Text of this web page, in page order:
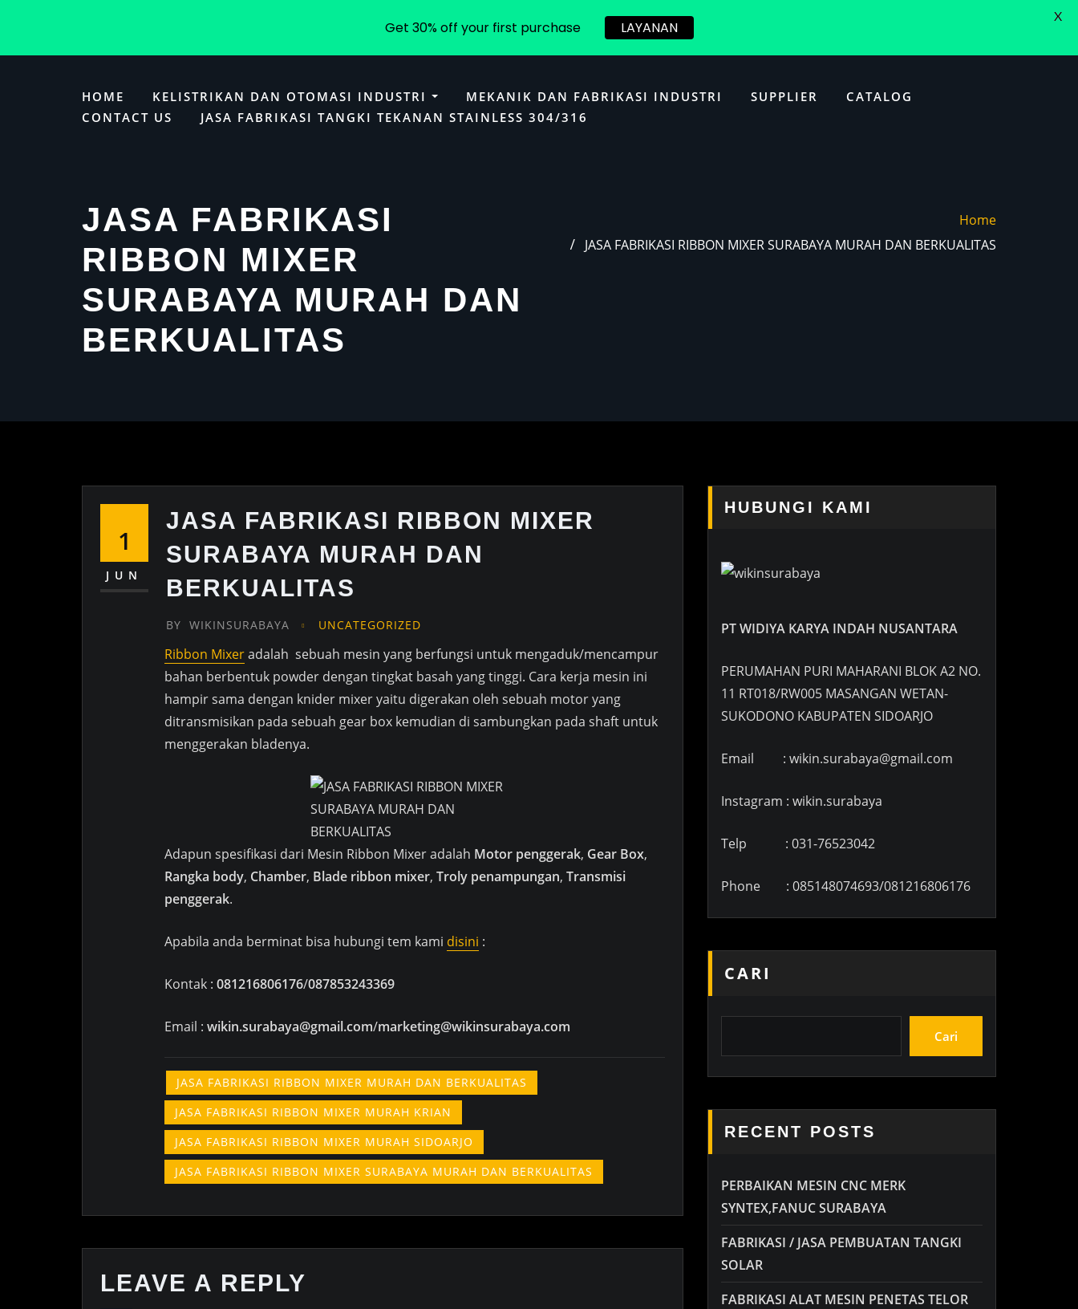
HOME KELISTRIKAN DAN OTOMASI INDUSTRI MEKANIK DAN FABRIKASI INDUSTRI SUPPLIER
CATALOG
CONTACT US
JASA FABRIKASI TANGKI TEKANAN STAINLESS 304/316
JASA FABRIKASI
RIBBON MIXER
SURABAYA MURAH DAN
BERKUALITAS
Home
JASA FABRIKASI RIBBON MIXER SURABAYA MURAH DAN BERKUALITAS
1
JUN
JASA FABRIKASI RIBBON MIXER
SURABAYA MURAH DAN
BERKUALITAS
BY WIKINSURABAYA UNCATEGORIZED
Ribbon Mixeradalah sebuah mesin yang berfungsi untuk mengaduk/mencampur
bahan berbentuk powder dengan tingkat basah yang tinggi. Cara kerja mesin ini
hampir sama dengan knider mixer yaitu digerakan oleh sebuah motor yang
ditransmisikan pada sebuah gear box kemudian di sambungkan pada shaft untuk
menggerakan bladenya.
Adapun spesifikasi dari Mesin Ribbon Mixer adalah Motor penggerak, Gear Box,
Rangka body, Chamber, Blade ribbon mixer, Troly penampungan, Transmisi
penggerak.
Apabila anda berminat bisa hubungi tem kami disini :
Kontak : 081216806176/087853243369
Email : wikin.surabaya@gmail.com/marketing@wikinsurabaya.com
JASA FABRIKASI RIBBON MIXER MURAH DAN BERKUALITAS
JASA FABRIKASI RIBBON MIXER MURAH KRIAN
JASA FABRIKASI RIBBON MIXER MURAH SIDOARJO
JASA FABRIKASI RIBBON MIXER SURABAYA MURAH DAN BERKUALITAS
LEAVE A REPLY
HUBUNGI KAMI
PT WIDIYA KARYA INDAH NUSANTARA
PERUMAHAN PURI MAHARANI BLOK A2 NO.
11 RT018/RW005 MASANGAN WETAN-
SUKODONO KABUPATEN SIDOARJO
Email : wikin.surabaya@gmail.com
Instagram : wikin.surabaya
Telp : 031-76523042
Phone : 085148074693/081216806176
CARI
Cari
RECENT POSTS
PERBAIKAN MESIN CNC MERK
SYNTEX,FANUC SURABAYA
FABRIKASI / JASA PEMBUATAN TANGKI
SOLAR
FABRIKASI ALAT MESIN PENETAS TELOR
Get 30% off your first purchase LAYANAN
X